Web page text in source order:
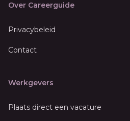
Over Careerguide
Privacybeleid
Contact
Werkgevers
Plaats direct een vacature